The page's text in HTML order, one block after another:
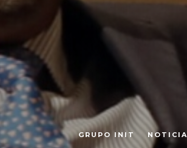
GRUPO INIT